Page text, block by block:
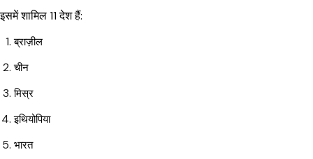
इसमें शामिल 11 देश हैं:
ब्राज़ील
चीन
मिस्र
इथियोपिया
भारत